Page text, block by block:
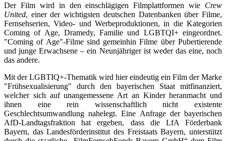
Der Film wird in den einschlägigen Filmplattformen wie Crew
United, einer der wichtigsten deutschen Datenbanken über Filme,
Fernsehserien, Video- und Werbeproduktionen, in die Kategorien
Coming of Age, Dramedy, Familie und LGBTQI+ eingeordnet.
"Coming of Age"-Filme sind gemeinhin Filme über Pubertierende
und junge Erwachsene – ein Neunjähriger ist weder das eine, noch
das andere.
Mit der LGBTIQ+-Thematik wird hier eindeutig ein Film der Marke
"Frühsexualisierung" durch den bayerischen Staat mitfinanziert,
welcher sich auf unangemessene Art an Kinder heranmacht und
ihnen eine rein wissenschaftlich nicht existente
Geschlechtsumwandlung nahelegt. Eine Anfrage der bayerischen
AfD-Landtagsfraktion hat ergeben, dass die LfA Förderbank
Bayern, das Landesförderinstitut des Freistaats Bayern, unterstützt